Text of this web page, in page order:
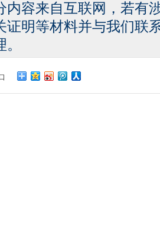
内容来自互联网，若有
证明等材料并与我们联